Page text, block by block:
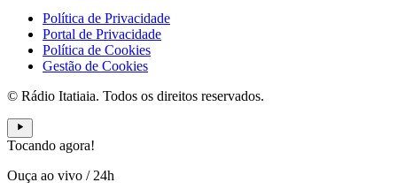
Política de Privacidade
Portal de Privacidade
Política de Cookies
Gestão de Cookies
© Rádio Itatiaia. Todos os direitos reservados.
Tocando agora!
Ouça ao vivo / 24h